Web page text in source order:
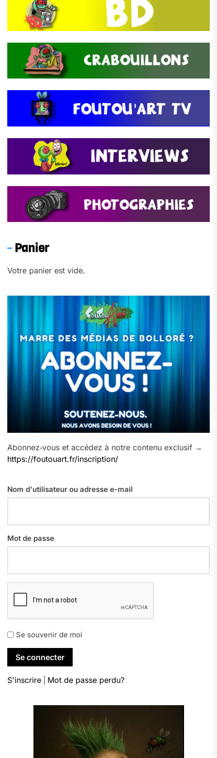
Panier
Votre panier est vide.
Abonnez‑vous et accédez à notre contenu exclusif →
https://foutouart.fr/inscription/
Nom d'utilisateur ou adresse e-mail
Mot de passe
Se souvenir de moi
S'inscrire Mot de passe perdu?